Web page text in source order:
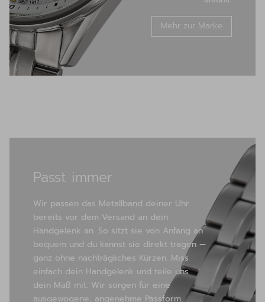
Mehr zur Marke
Passt immer
Wir passen das Metallband deiner Uhr
bereits vor dem Versand an dein
Handgelenk an. So sitzt sie von Anfang an
bequem und du kannst sie direkt tragen —
ganz ohne nachträgliches Kürzen. Miss
einfach dein Handgelenk und teile uns
dein Maß mit. Wir sorgen für eine
ausgewogene, angenehme Passform.